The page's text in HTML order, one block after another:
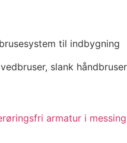
til indbygning
slank håndbruser